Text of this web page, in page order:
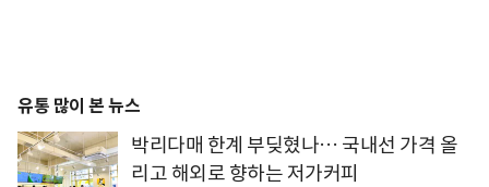
유통 많이 본 뉴스
박리다매 한계 부딪혔나… 국내선 가격 올
리고 해외로 향하는 저가커피